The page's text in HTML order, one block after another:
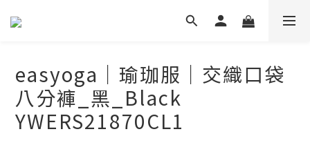
easyoga｜瑜珈服｜交織口袋
八分褲_黑_Black
YWERS21870CL1